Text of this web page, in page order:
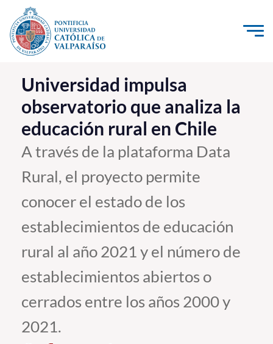
Click acá para ir directamente al contenido
La Universidad
Investigación, Creación e Innovación
PUCV Internacional
Vinculación con el Medio
Estudiantes
Académicos
Universidad impulsa
observatorio que analiza la
educación rural en Chile
A través de la plataforma Data
Rural, el proyecto permite
conocer el estado de los
establecimientos de educación
rural al año 2021 y el número de
establecimientos abiertos o
cerrados entre los años 2000 y
2021.